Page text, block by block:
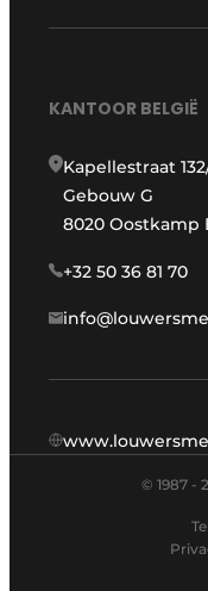
KANTOOR BELGIË
Kapellestraat
Gebouw G
8020 Oostkamp
+32 50 36 81 70
© 1987 -